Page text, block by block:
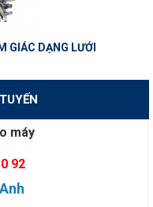
GIÁC DẠNG LƯỚI
máy
92